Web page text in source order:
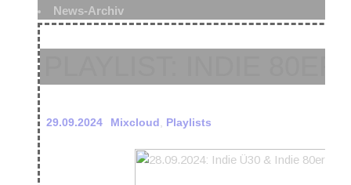
News-Archiv
29.09.2024 Mixcloud Playlists